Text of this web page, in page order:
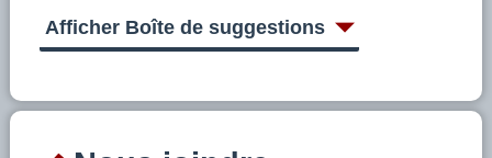
Afficher Boîte de suggestions